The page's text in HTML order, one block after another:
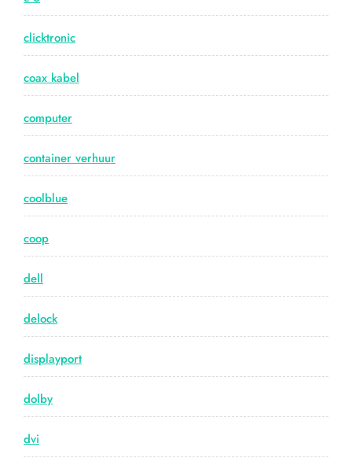
clicktronic
coax kabel
computer
container verhuur
coolblue
coop
dell
delock
displayport
dolby
dvi